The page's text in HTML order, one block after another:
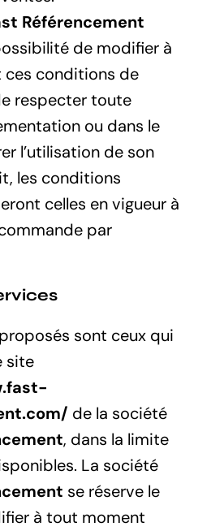
Référencement
de modifier à
conditions de
respecter toute
ou dans le
l’utilisation de son
les conditions
celles en vigueur à
par
sont ceux qui
site
de la société
, dans la limite
La société
se réserve le
à tout moment